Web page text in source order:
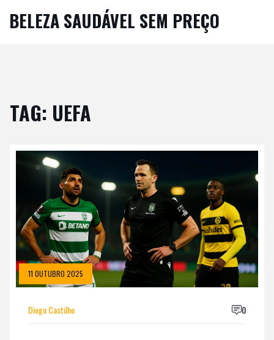
BELEZA SAUDÁVEL SEM PREÇO
TAG: UEFA
11 OUTUBRO 2025
Diogo Castilho 0